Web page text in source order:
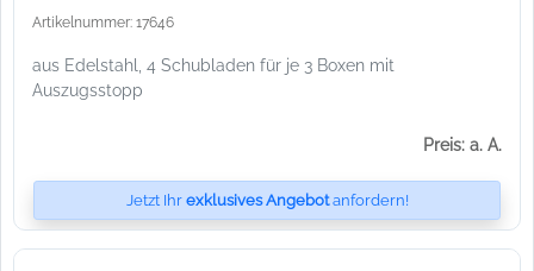
Artikelnummer: 17646
aus Edelstahl, 4 Schubladen für je 3 Boxen mit
Auszugsstopp
Preis: a. A.
Jetzt Ihr exklusives Angebotanfordern!